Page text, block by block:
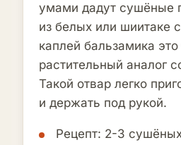
умами дадут сушёные
из белых или шиитаке
каплей бальзамика
растительный аналог
Такой отвар легко
и держать под рукой.
Рецепт: 2-3